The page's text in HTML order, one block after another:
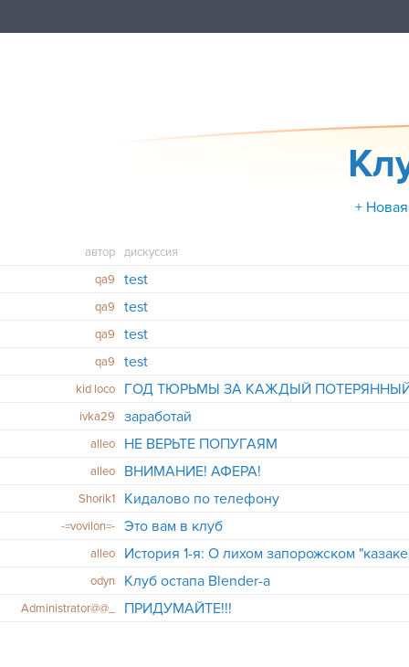
+
автор
дискуссия
qa9
test
qa9 test
qa9 test
qa9 test
kid loco
ivka29
заработай
alleo НЕ ВЕРЬТЕ ПОПУГАЯМ
alleo ВНИМАНИЕ! АФЕРА!
Shorik1 Кидалово по телефону
-=vovilon=- Это вам в клуб
alleo История 1-я: О лихом запорожском
odyn Клуб остапа Blender-а
Administrator@@_ ПРИДУМАЙТЕ!!!